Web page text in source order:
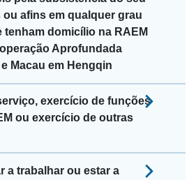
afins em qualquer grau
tenham domicílio na RAEM
Aprofundada
Macau em Hengqin
exercício de funções
ou exercício de outras
a trabalhar ou estar a